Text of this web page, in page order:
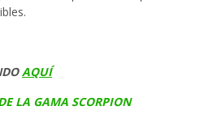
AQUÍ
LA GAMA SCORPION